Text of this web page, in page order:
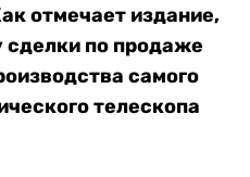
отмечает издание,
по продаже
самого
телескопа